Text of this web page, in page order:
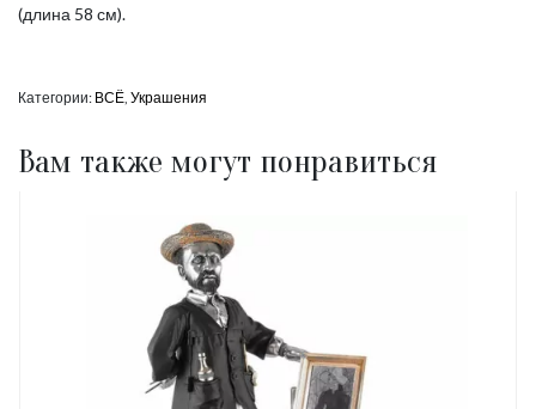
(длина 58 см).
Категории: ВСЁ, Украшения
Вам также могут понравиться